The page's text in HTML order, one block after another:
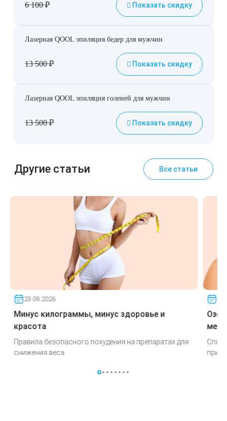
6 100₽ Показать скидку
Лазерная QOOL эпиляция бедер для мужчин
13 500₽ Показать скидку
Лазерная QOOL эпиляция голеней для мужчин
13 500₽ Показать скидку
Другие статьи Все статьи
23.06.2026
Минус килограммы, минус здоровье и
красота
Правила безопасного похудения на препаратах для
снижения веса
при